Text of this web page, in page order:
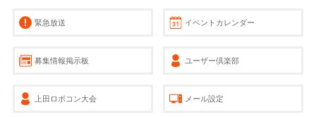
緊急放送 イベントカレンダー
募集情報掲示板 ユーザー倶楽部
上田ロボコン大会 メール設定